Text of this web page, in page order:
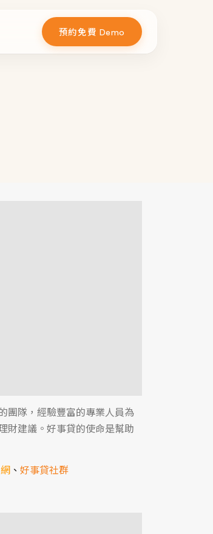
預約免費 Demo
團隊，經驗豐富的專業人員為
財建議。好事貸的使命是幫助
、 好事貸社群